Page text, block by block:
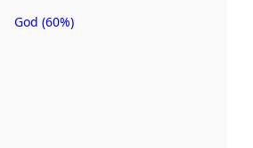
Metadatakvalitet
God (60%)